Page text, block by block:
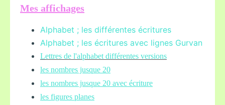
Mes affichages
Alphabet ; les différentes écritures
Alphabet ; les écritures avec lignes Gurvan
Lettres de l'alphabet différentes versions
les nombres jusque 20
les nombres jusque 20 avec écriture
les figures planes